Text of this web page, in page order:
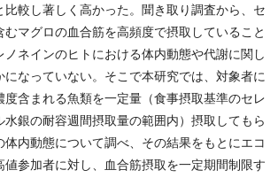
比較し著しく高かった。聞き取り調査から、セ
むマグロの血合筋を高頻度で摂取していること
ノネインのヒトにおける体内動態や代謝に関し
になっていない。そこで本研究では、対象者に
度含まれる魚類を一定量（食事摂取基準のセレ
水銀の耐容週間摂取量の範囲内）摂取してもら
体内動態について調べ、その結果をもとにエコ
値参加者に対し、血合筋摂取を一定期間制限す